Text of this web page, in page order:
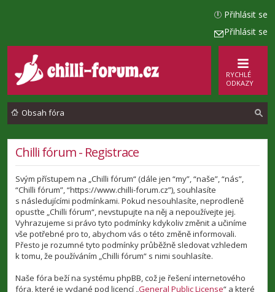
Přihlásit se
Přihlásit se
RYCHLÉ
ODKAZY
Obsah fóra
Chilli fórum - Registrace
Svým přístupem na „Chilli fórum“ (dále jen “my”, “naše”, “nás”,
“Chilli fórum”, “https://www.chilli-forum.cz”), souhlasíte
s následujícími podmínkami. Pokud nesouhlasíte, neprodleně
opusťte „Chilli fórum“, nevstupujte na něj a nepoužívejte jej.
Vyhrazujeme si právo tyto podmínky kdykoliv změnit a učiníme
vše potřebné pro to, abychom vás o této změně informovali.
Přesto je rozumné tyto podmínky průběžně sledovat vzhledem
k tomu, že používáním „Chilli fórum“ s nimi souhlasíte.
Naše fóra beží na systému phpBB, což je řešení internetového
fóra, které je vydané pod licencí „General Public License“ a které